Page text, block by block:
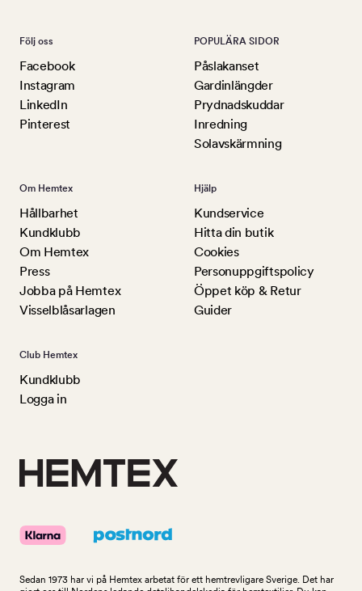
Följ oss
Facebook
Instagram
LinkedIn
Pinterest
POPULÄRA SIDOR
Påslakanset
Gardinlängder
Prydnadskuddar
Inredning
Solavskärmning
Om Hemtex
Hållbarhet
Kundklubb
Om Hemtex
Press
Jobba på Hemtex
Visselblåsarlagen
Hjälp
Kundservice
Hitta din butik
Cookies
Personuppgiftspolicy
Öppet köp & Retur
Guider
Club Hemtex
Kundklubb
Logga in
Sedan 1973 har vi på Hemtex arbetat för ett hemtrevligare Sverige. Det har